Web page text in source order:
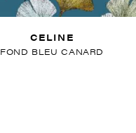
CELINE
FOND BLEU CANARD